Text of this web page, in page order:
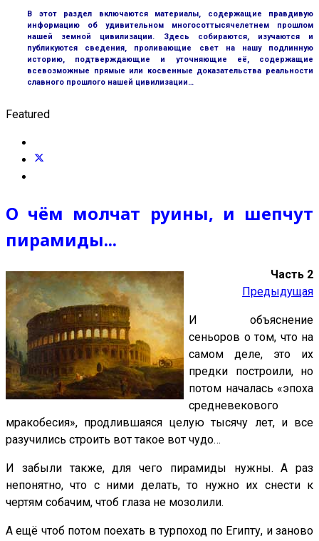
В этот раздел включаются материалы, содержащие правдивую
информацию об удивительном многосоттысячелетнем прошлом
нашей земной цивилизации. Здесь собираются, изучаются и
публикуются сведения, проливающие свет на нашу подлинную
историю, подтверждающие и уточняющие её, содержащие
всевозможные прямые или косвенные доказательства реальности
славного прошлого нашей цивилизации…
Featured
О чём молчат руины, и шепчут
пирамиды...
Часть 2
Предыдущая
И объяснение
сеньоров о том, что на
самом деле, это их
предки построили, но
потом началась «эпоха
средневекового
мракобесия», продлившаяся целую тысячу лет, и все
разучились строить вот такое вот чудо…
И забыли также, для чего пирамиды нужны. А раз
непонятно, что с ними делать, то нужно их снести к
чертям собачим, чтоб глаза не мозолили.
А ещё чтоб потом поехать в турпоход по Египту, и заново